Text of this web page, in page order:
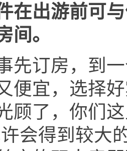
在出游前可
间。
先订房，到
便宜，选择
顾了，你们
会得到较大